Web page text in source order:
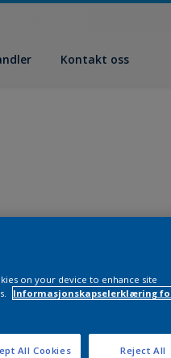
Kontakt oss
on your device to enhance site
Informasjonskapselerklæring
Reject All
All Cookies